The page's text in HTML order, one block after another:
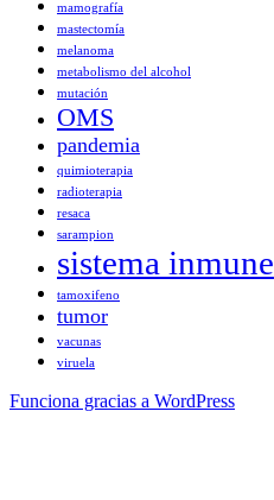
mamografía
mastectomía
melanoma
metabolismo del alcohol
mutación
OMS
pandemia
quimioterapia
radioterapia
resaca
sarampion
sistema inmune
tamoxifeno
tumor
vacunas
viruela
Funciona gracias a WordPress